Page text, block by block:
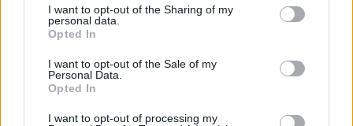
I want to opt-out of the Sharing of my
personal data.
Opted In
I want to opt-out of the Sale of my
Personal Data.
Opted In
I want to opt-out of processing my